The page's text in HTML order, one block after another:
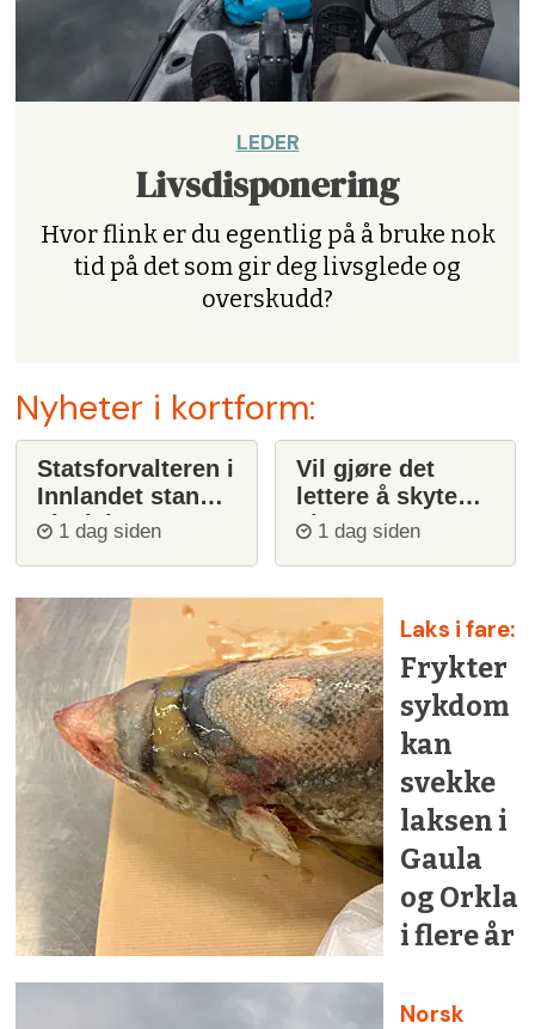
LEDER
Livsdisponering
Hvor flink er du egentlig på å bruke nok
tid på det som gir deg livsglede og
overskudd?
Nyheter i kortform:
Statsforvalteren i
Innlandet stanser
ulvejakt
1 dag siden
Vil gjøre det
lettere å skyte
ulv1 dag siden
Laks i fare:
Frykter
sykdom
kan
svekke
laksen i
Gaula
og Orkla
i flere år
Norsk